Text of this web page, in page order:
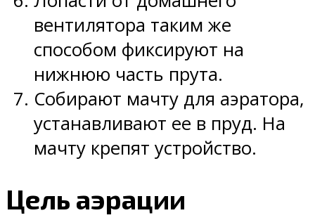
вентилятора таким же
способом фиксируют на
нижнюю часть прута.
Собирают мачту для аэратора,
устанавливают ее в пруд. На
мачту крепят устройство.
Цель аэрации